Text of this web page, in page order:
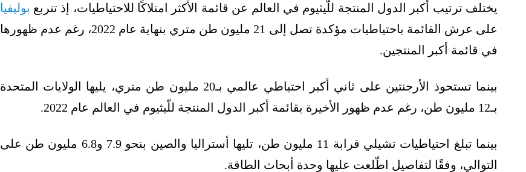
يختلف ترتيب أكبر الدول المنتجة للّيثيوم في العالم عن قائمة الأكثر امتلاكًا للاحتياطيات، إذ تتربع بوليفيا
على عرش القائمة باحتياطيات مؤكدة تصل إلى 21 مليون طن متري بنهاية عام 2022، رغم عدم ظهورها
في قائمة أكبر المنتجين.
بينما تستحوذ الأرجنتين على ثاني أكبر احتياطي عالمي بـ20 مليون طن متري، يليها الولايات المتحدة
بـ12 مليون طن، رغم عدم ظهور الأخيرة بقائمة أكبر الدول المنتجة للّيثيوم في العالم عام 2022.
بينما تبلغ احتياطيات تشيلي قرابة 11 مليون طن، تليها أستراليا والصين بنحو 7.9 و6.8 مليون طن على
التوالي، وفقًا لتفاصيل اطّلعت عليها وحدة أبحاث الطاقة.